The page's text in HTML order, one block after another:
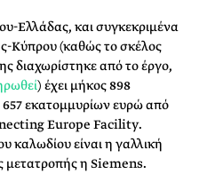
Ελλάδας, και συγκεκριμένα
Κύπρου (καθώς το σκέλος
διαχωρίστηκε από το έργο,
) έχει μήκος 898
εκατομμυρίων ευρώ από
Europe Facility.
καλωδίου είναι η γαλλική
μετατροπής η Siemens.